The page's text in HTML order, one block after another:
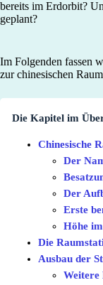
bereits im Erdorbit?
geplant?
Im Folgenden fassen
zur chinesischen
Die Kapitel im
Chinesische
Der
Der
Erste
Höhe
Die
Ausbau der
Weitere